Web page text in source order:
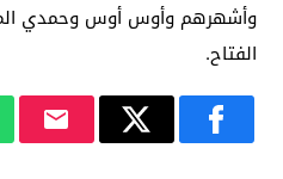
وأشهرهم وأوس أوس وحمدي
الفتاح.